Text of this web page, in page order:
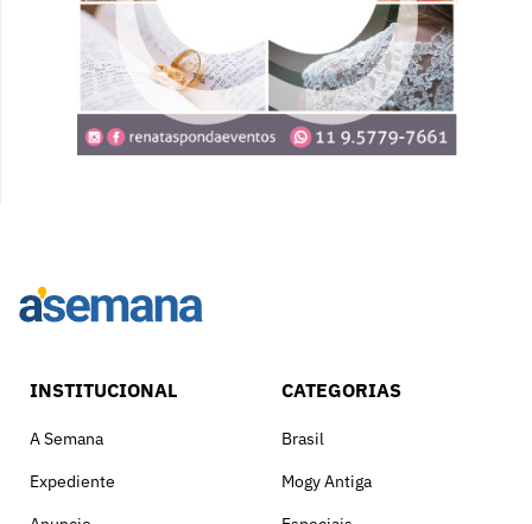
INSTITUCIONAL
A Semana
Expediente
CATEGORIAS
Brasil
Mogy Antiga